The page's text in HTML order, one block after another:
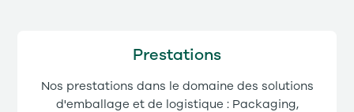
Prestations
Nos prestations dans le domaine des solutions
d'emballage et de logistique : Packaging,